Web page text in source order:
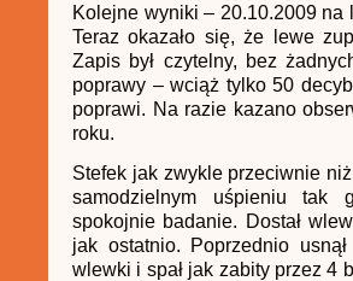
Kolejne wyniki – 20.10.2009
Teraz okazało się, że lewe
Zapis był czytelny, bez
poprawy – wciąż tylko 50
poprawi. Na razie kazano
roku.
Stefek jak zwykle przeciwnie
samodzielnym uśpieniu tak
spokojnie badanie. Dostał
jak ostatnio. Poprzednio
wlewki i spał jak zabity przez 4